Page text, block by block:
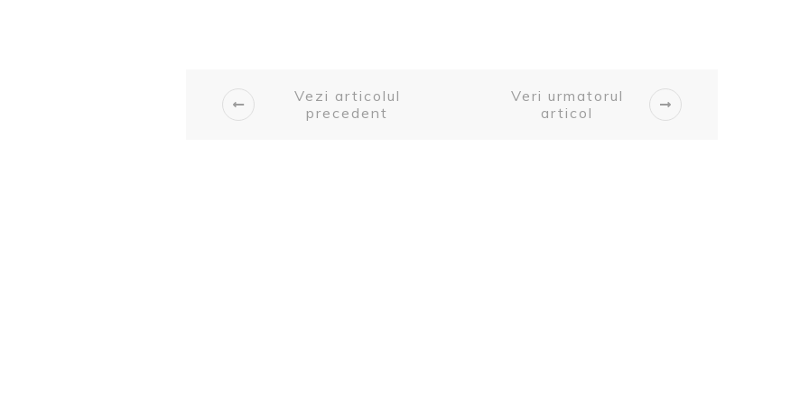
Vezi articolul
precedent
Veri urmatorul
articol